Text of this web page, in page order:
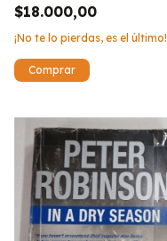
$18.000,00
¡No te lo pierdas, es el último!